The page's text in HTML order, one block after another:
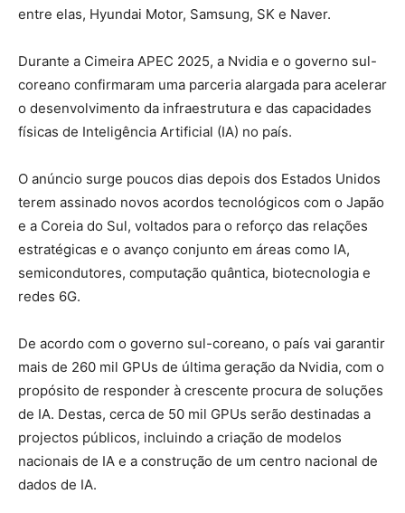
entre elas, Hyundai Motor, Samsung, SK e Naver.
Durante a Cimeira APEC 2025, a Nvidia e o governo sul-
coreano confirmaram uma parceria alargada para acelerar
o desenvolvimento da infraestrutura e das capacidades
físicas de Inteligência Artificial (IA) no país.
O anúncio surge poucos dias depois dos Estados Unidos
terem assinado novos acordos tecnológicos com o Japão
e a Coreia do Sul, voltados para o reforço das relações
estratégicas e o avanço conjunto em áreas como IA,
semicondutores, computação quântica, biotecnologia e
redes 6G.
De acordo com o governo sul-coreano, o país vai garantir
mais de 260 mil GPUs de última geração da Nvidia, com o
propósito de responder à crescente procura de soluções
de IA. Destas, cerca de 50 mil GPUs serão destinadas a
projectos públicos, incluindo a criação de modelos
nacionais de IA e a construção de um centro nacional de
dados de IA.